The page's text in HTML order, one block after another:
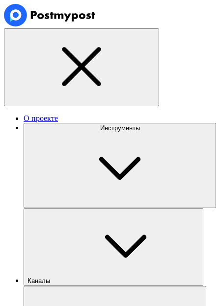
О проекте
Инструменты
Каналы